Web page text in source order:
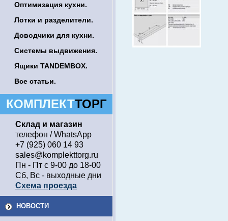
Оптимизация кухни.
Лотки и разделители.
Доводчики для кухни.
Системы выдвижения.
Ящики TANDEMBOX.
Все статьи.
КОМПЛЕКТТОРГ
Склад и магазин
телефон / WhatsApp
+7 (925) 060 14 93
sales@komplekttorg.ru
Пн - Пт с 9-00 до 18-00
Сб, Вс - выходные дни
Схема проезда
НОВОСТИ